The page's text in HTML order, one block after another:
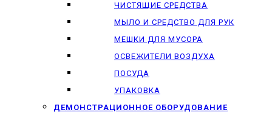
ЧИСТЯЩИЕ СРЕДСТВА
МЫЛО И СРЕДСТВО ДЛЯ РУК
МЕШКИ ДЛЯ МУСОРА
ОСВЕЖИТЕЛИ ВОЗДУХА
ПОСУДА
УПАКОВКА
ДЕМОНСТРАЦИОННОЕ ОБОРУДОВАНИЕ